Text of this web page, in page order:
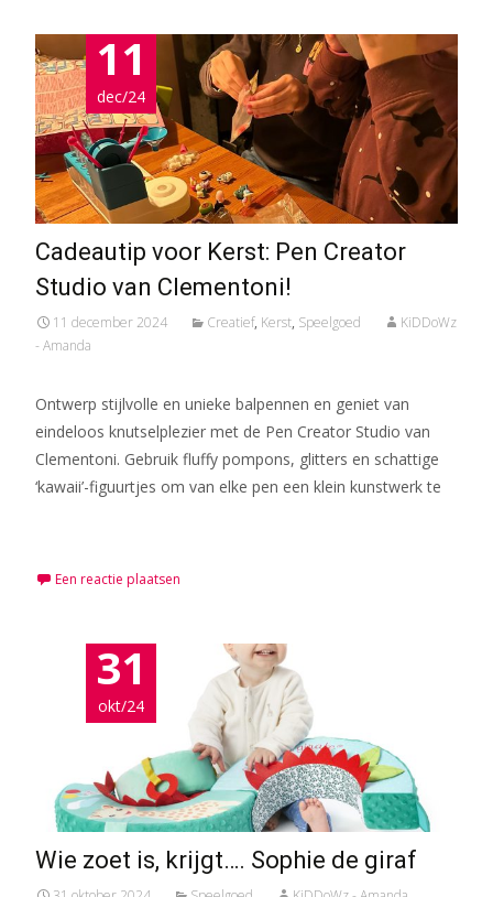
11
dec/24
Cadeautip voor Kerst: Pen Creator
Studio van Clementoni!
11 december 2024 Creatief, Kerst, Speelgoed
KiDDoWz
- Amanda
Ontwerp stijlvolle en unieke balpennen en geniet van
eindeloos knutselplezier met de Pen Creator Studio van
Clementoni. Gebruik fluffy pompons, glitters en schattige
‘kawaii’-figuurtjes om van elke pen een klein kunstwerk te
Een reactie plaatsen
31
okt/24
Wie zoet is, krijgt…. Sophie de giraf